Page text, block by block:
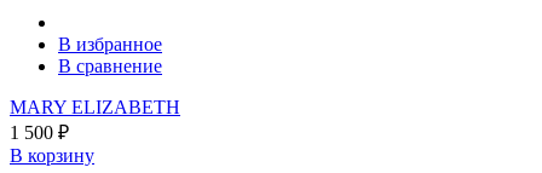
В избранное
В сравнение
MARY ELIZABETH
1 500 ₽
В корзину